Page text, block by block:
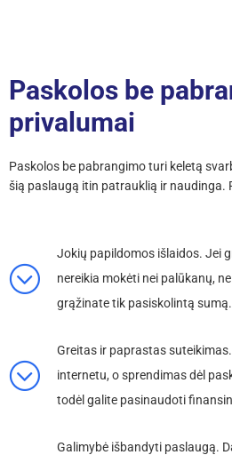
Paskolos be
privalumai
Paskolos be pabrangimo turi keletą
šią paslaugą itin patrauklią ir naudinga.
Jokių papildomos išlaidos. Jei
nereikia mokėti nei palūkanų,
grąžinate tik pasiskolintą sumą.
Greitas ir paprastas suteikimas.
internetu, o sprendimas dėl
todėl galite pasinaudoti
Galimybė išbandyti paslaugą.